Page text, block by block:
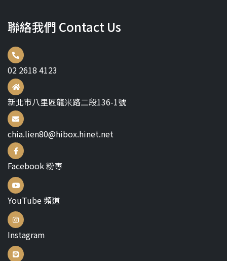
聯絡我們 Contact Us
02 2618 4123
新北市八里區龍米路二段136-1號
chia.lien80@hibox.hinet.net
Facebook 粉專
YouTube 頻道
Instagram